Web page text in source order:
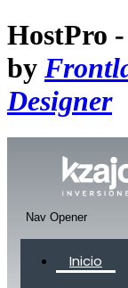
HostPro
by
Designer
Nav Opener
Inicio